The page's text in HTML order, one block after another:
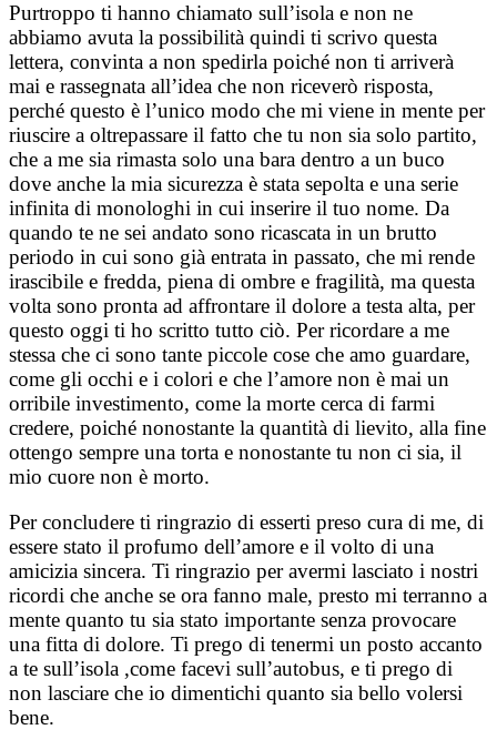
Purtroppo ti hanno chiamato sull’isola e non ne
abbiamo avuta la possibilità quindi ti scrivo questa
lettera, convinta a non spedirla poiché non ti arriverà
mai e rassegnata all’idea che non riceverò risposta,
perché questo è l’unico modo che mi viene in mente per
riuscire a oltrepassare il fatto che tu non sia solo partito,
che a me sia rimasta solo una bara dentro a un buco
dove anche la mia sicurezza è stata sepolta e una serie
infinita di monologhi in cui inserire il tuo nome. Da
quando te ne sei andato sono ricascata in un brutto
periodo in cui sono già entrata in passato, che mi rende
irascibile e fredda, piena di ombre e fragilità, ma questa
volta sono pronta ad affrontare il dolore a testa alta, per
questo oggi ti ho scritto tutto ciò. Per ricordare a me
stessa che ci sono tante piccole cose che amo guardare,
come gli occhi e i colori e che l’amore non è mai un
orribile investimento, come la morte cerca di farmi
credere, poiché nonostante la quantità di lievito, alla fine
ottengo sempre una torta e nonostante tu non ci sia, il
mio cuore non è morto.
Per concludere ti ringrazio di esserti preso cura di me, di
essere stato il profumo dell’amore e il volto di una
amicizia sincera. Ti ringrazio per avermi lasciato i nostri
ricordi che anche se ora fanno male, presto mi terranno a
mente quanto tu sia stato importante senza provocare
una fitta di dolore. Ti prego di tenermi un posto accanto
a te sull’isola ,come facevi sull’autobus, e ti prego di
non lasciare che io dimentichi quanto sia bello volersi
bene.